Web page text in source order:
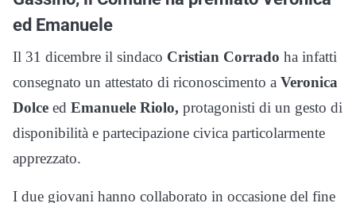
ed Emanuele
Il 31 dicembre il sindaco Cristian Corrado ha infatti
consegnato un attestato di riconoscimento a Veronica
Dolce ed Emanuele Riolo, protagonisti di un gesto di
disponibilità e partecipazione civica particolarmente
apprezzato.
I due giovani hanno collaborato in occasione del fine